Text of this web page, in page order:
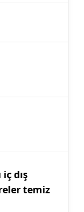
dış
temiz